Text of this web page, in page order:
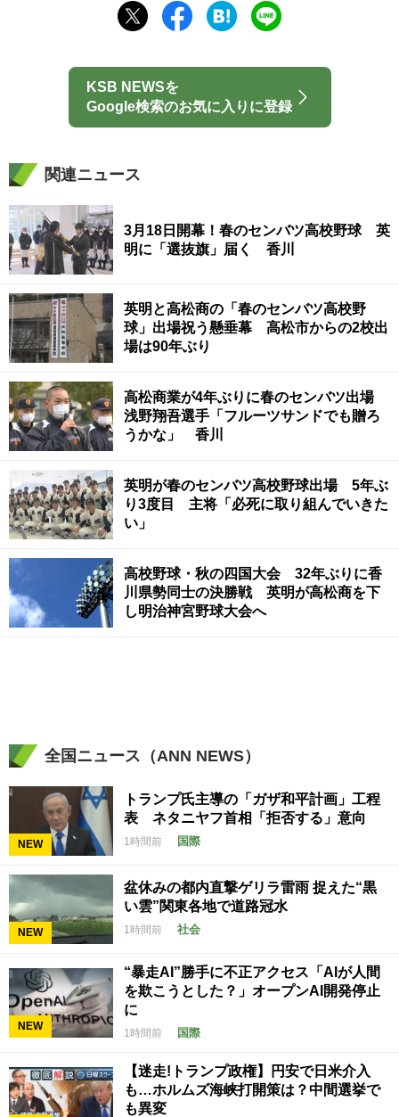
KSB NEWSを
Google検索のお気に入りに登録
関連ニュース
3月18日開幕！春のセンバツ高校野球 英
明に「選抜旗」届く 香川
英明と高松商の「春のセンバツ高校野
球」出場祝う懸垂幕 高松市からの2校出
場は90年ぶり
高松商業が4年ぶりに春のセンバツ出場
浅野翔吾選手「フルーツサンドでも贈ろ
うかな」 香川
英明が春のセンバツ高校野球出場 5年ぶ
り3度目 主将「必死に取り組んでいきた
い」
高校野球・秋の四国大会 32年ぶりに香
川県勢同士の決勝戦 英明が高松商を下
し明治神宮野球大会へ
全国ニュース（ANN NEWS）
NEW
トランプ氏主導の「ガザ和平計画」工程
表 ネタニヤフ首相「拒否する」意向
1時間前 国際
NEW
盆休みの都内直撃ゲリラ雷雨 捉えた“黒
い雲”関東各地で道路冠水
1時間前 社会
NEW
“暴走AI”勝手に不正アクセス「AIが人間
を欺こうとした？」オープンAI開発停止
に
1時間前 国際
【迷走!トランプ政権】円安で日米介入
も…ホルムズ海峡打開策は？中間選挙で
も異変